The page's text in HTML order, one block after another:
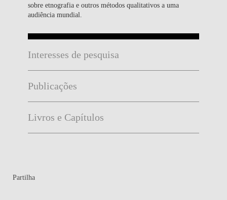
sobre etnografia e outros métodos qualitativos a uma
audiência mundial.
Interesses de pesquisa
Publicações
Livros e Capítulos
Partilha